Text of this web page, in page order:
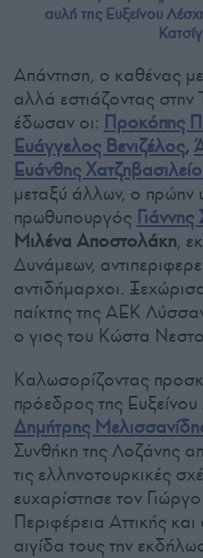
αυλή της Ευξείνου
Απάντηση, ο καθένας
αλλά εστιάζοντας
έδωσαν οι: Προκόπης
Ευάγγελος Βενιζέλος,
Ευάνθης
μεταξύ άλλων, ο πρώην
πρωθυπουργός
Μιλένα Αποστολάκη,
Δυνάμεων,
αντιδήμαρχοι.
παίκτης της ΑΕΚ
ο γιος του Κώστα
Καλωσορίζοντας
πρόεδρος της
Δημήτρης
Συνθήκη της Λοζάνης
τις ελληνοτουρκικές
ευχαρίστησε τον
Περιφέρεια Αττικής
αιγίδα τους την